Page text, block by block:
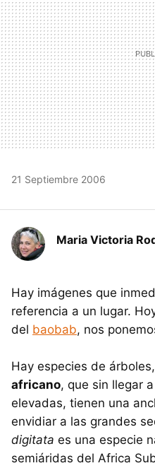
21 Septiembre 2006
Maria Victoria
Hay imágenes que
referencia a un lugar.
del baobab, nos
Hay especies de
africano, que sin llegar
elevadas, tienen una
envidiar a las grandes
digitata es una especie
semiáridas del Africa